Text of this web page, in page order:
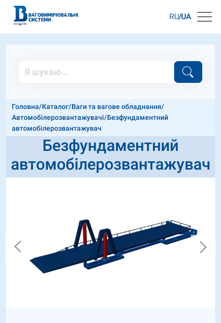
RU UA
Головна/Каталог/Ваги та вагове обладнання/
Автомобілерозвантажувачі/Безфундаментний
автомобілерозвантажувач
Безфундаментний
автомобілерозвантажувач